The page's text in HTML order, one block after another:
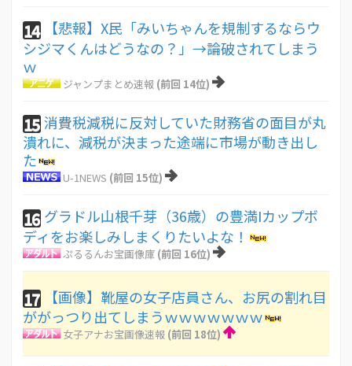
14
【悲報】X民「みいちゃんを規制するならウ
シジマくんはどうなの？」→論破されてしまう
ｗ
ジャンプまとめ速報 (前回 14位)
15消費税減税に反対していた財務省の面目が丸
潰れに、減税が決まった途端に市場が動き出し
た
U-1NEWS (前回 15位)
16 グラドル山根千芽（36歳）の豊満Iカップボ
ディをお楽しみしまくりたいよな！
ぷるるんお宝画像庫 (前回 16位)
17
【画像】靴屋の女子店員さん、お尻の割れ目
ががっつり出てしまうｗｗｗｗｗｗｗ
女子アナお宝画像速報 (前回 18位)